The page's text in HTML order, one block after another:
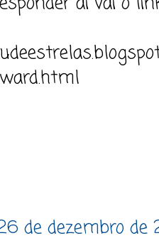
de dezembro de